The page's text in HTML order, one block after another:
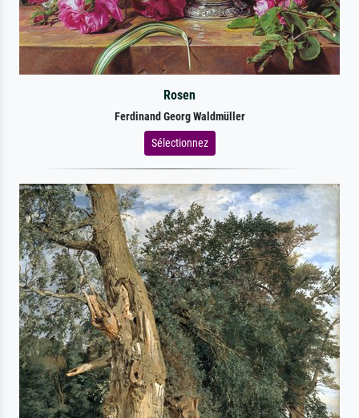
Rosen
Ferdinand Georg Waldmüller
Sélectionnez